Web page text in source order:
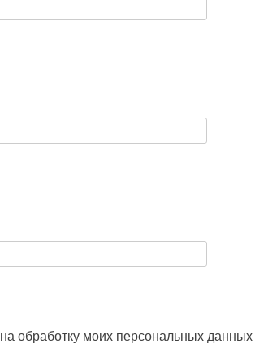
на обработку моих персональных данных